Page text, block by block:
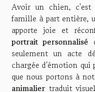
Avoir un chien,
famille à part entière,
apporte joie et
portrait personnalisé
seulement un acte
chargée d'émotion qui
que nous portons à
animalier traduit